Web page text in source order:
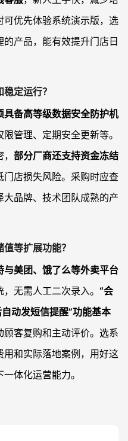
优先体验系统演示版，选
产品，能有效提升门店日
定运行？
备高等级数据安全防护机
管理、定期安全更新等。
部分厂商还支持资金冻结
门店损失风险。采购时应查
品牌、技术团队成熟的产
等扩展功能？
美团、饿了么等外卖平台
无需人工二次录入。 “会
动发短信提醒”功能基本
顾客复购和主动评价。选系
和实际落地案例，用好这
体化运营能力。